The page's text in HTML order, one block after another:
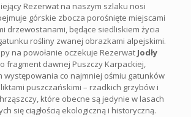
Rezerwat na naszym szlaku nosi
górskie zbocza porośnięte miejscami
drzewostanami, będące siedliskiem życia
rośliny zwanej obrazkami alpejskimi.
na powołanie oczekuje Rezerwat Jodły
fragment dawnej Puszczy Karpackiej,
występowania co najmniej ośmiu gatunków
puszczańskimi – rzadkich grzybów i
które obecne są jedynie w lasach
się ciągłością ekologiczną i historyczną.